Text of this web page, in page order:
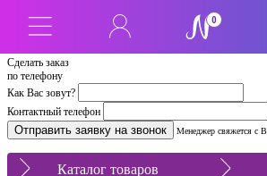
Сделать заказ
по телефону
Как Вас зовут?
Контактный телефон
Менеджер свяжется с
0
Каталог товаров